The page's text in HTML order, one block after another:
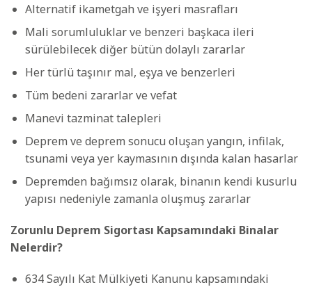
Alternatif ikametgah ve işyeri masrafları
Mali sorumluluklar ve benzeri başkaca ileri
sürülebilecek diğer bütün dolaylı zararlar
Her türlü taşınır mal, eşya ve benzerleri
Tüm bedeni zararlar ve vefat
Manevi tazminat talepleri
Deprem ve deprem sonucu oluşan yangın, infilak,
tsunami veya yer kaymasının dışında kalan hasarlar
Depremden bağımsız olarak, binanın kendi kusurlu
yapısı nedeniyle zamanla oluşmuş zararlar
Zorunlu Deprem Sigortası Kapsamındaki Binalar
Nelerdir?
634 Sayılı Kat Mülkiyeti Kanunu kapsamındaki